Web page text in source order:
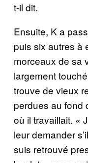
t-il dit.
Ensuite, K a
puis six autres à
morceaux de sa
largement
trouve de vieux
perdues au fond
où il travaillait. «
leur demander
suis retrouvé